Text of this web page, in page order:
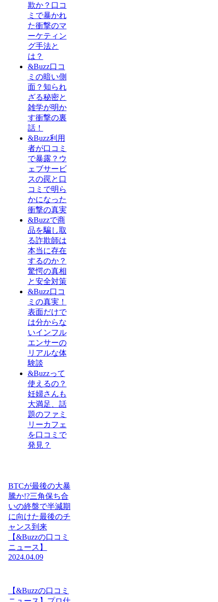
欺か？口コ
ミで暴かれ
た衝撃のマ
ーケティン
グ手法と
は？
&Buzz口コ
ミの暗い側
面？知られ
ざる秘密と
雑学が明か
す衝撃の裏
話！
&Buzz利用
者が口コミ
で暴露？ウ
ェブサービ
スの罠と口
コミで明ら
かになった
衝撃の真実
&Buzzで商
品を騙し取
る詐欺師は
本当に存在
するのか？
驚愕の真相
と安全対策
&Buzz口コ
ミの真実！
表面だけで
は分からな
いインフル
エンサーの
リアルな体
験談
&Buzzって
使えるの？
妊婦さんも
大満足、話
題のファミ
リーカフェ
を口コミで
発見？
BTCが最後の大暴
騰か!?三角保ち合
いの終盤で半減期
に向けた最後のチ
ャンス到来
【&Buzzの口コミ
ニュース】
2024.04.09
【&Buzzの口コミ